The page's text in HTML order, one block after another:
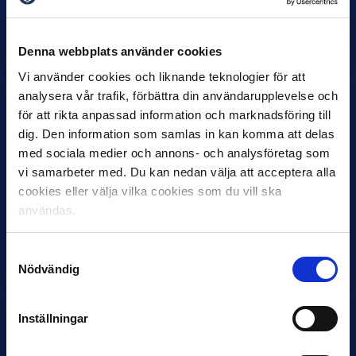
Denna webbplats använder cookies
Vi använder cookies och liknande teknologier för att
analysera vår trafik, förbättra din användarupplevelse och
för att rikta anpassad information och marknadsföring till
dig. Den information som samlas in kan komma att delas
med sociala medier och annons- och analysföretag som
vi samarbeter med. Du kan nedan välja att acceptera alla
cookies eller välja vilka cookies som du vill ska
användas.
Nödvändig
Inställningar
Helstrup ny tränare i Malmö FF
12 JUNI
Favorit i repris för Sirius i maj